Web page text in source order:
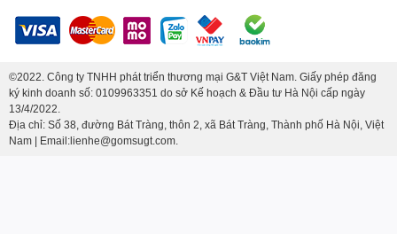
©2022. Công ty TNHH phát triển thương mại G&T Việt Nam. Giấy phép đăng
ký kinh doanh số: 0109963351 do sở Kế hoạch & Đầu tư Hà Nội cấp ngày
13/4/2022.
Địa chỉ: Số 38, đường Bát Tràng, thôn 2, xã Bát Tràng, Thành phố Hà Nội, Việt
Nam | Email:lienhe@gomsugt.com.